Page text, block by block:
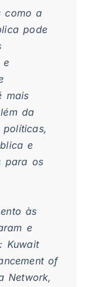
como a
pode
e
mais
da
e
para os
às
e
Kuwait
of
Network,